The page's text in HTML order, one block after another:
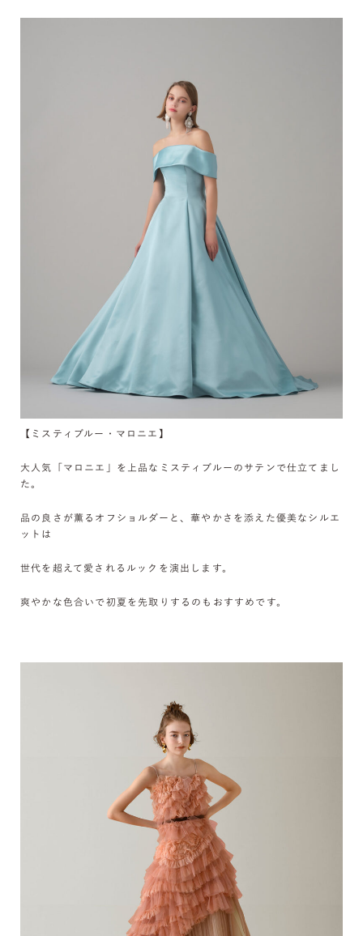
【ミスティブルー・マロニエ】
大人気「マロニエ」を上品なミスティブルーのサテンで仕立てまし
た。
品の良さが薫るオフショルダーと、華やかさを添えた優美なシルエ
ットは
世代を超えて愛されるルックを演出します。
爽やかな色合いで初夏を先取りするのもおすすめです。